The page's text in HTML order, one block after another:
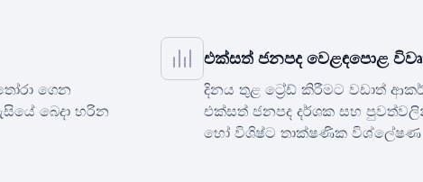
ගෙන
බෙදා හරින
එක්සත් ජනපද වෙළඳපොළ
දිනය තුළ ට්‍රේඩ් කිරීමට වඩාත්
එක්සත් ජනපද දර්ශක සහ
හෝ විශිෂ්ට තාක්ෂණික විශ්ලේෂණ